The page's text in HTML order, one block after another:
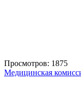
Просмотров: 1875
Медицинская